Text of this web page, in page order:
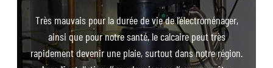
Très mauvais pour la durée de vie de l’électroménager,
ainsi que pour notre santé, le calcaire peut très
rapidement devenir une plaie, surtout dans notre région.